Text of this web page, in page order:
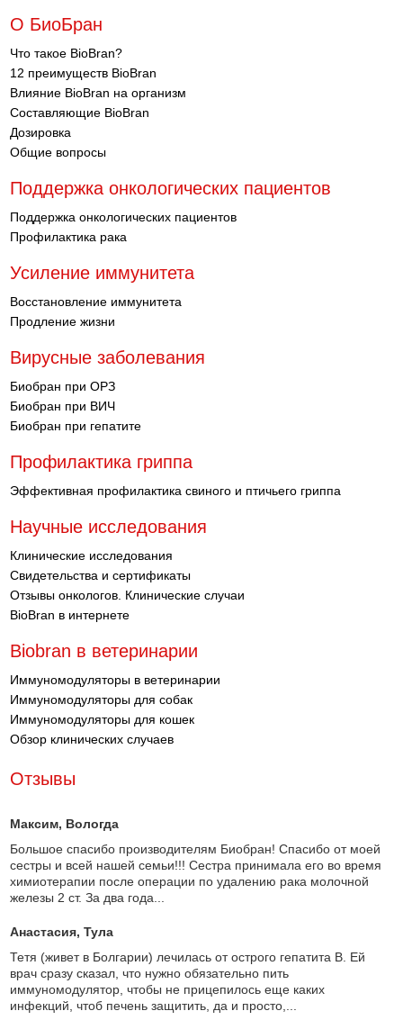
О БиоБран
Что такое BioBran?
12 преимуществ BioBran
Влияние BioBran на организм
Составляющие BioBran
Дозировка
Общие вопросы
Поддержка онкологических пациентов
Поддержка онкологических пациентов
Профилактика рака
Усиление иммунитета
Восстановление иммунитета
Продление жизни
Вирусные заболевания
Биобран при ОРЗ
Биобран при ВИЧ
Биобран при гепатите
Профилактика гриппа
Эффективная профилактика свиного и птичьего гриппа
Научные исследования
Клинические исследования
Свидетельства и сертификаты
Отзывы онкологов. Клинические случаи
BioBran в интернете
Biobran в ветеринарии
Иммуномодуляторы в ветеринарии
Иммуномодуляторы для собак
Иммуномодуляторы для кошек
Обзор клинических случаев
Отзывы
Максим, Вологда
Большое спасибо производителям Биобран! Спасибо от моей
сестры и всей нашей семьи!!! Сестра принимала его во время
химиотерапии после операции по удалению рака молочной
железы 2 ст. За два года...
Анастасия, Тула
Тетя (живет в Болгарии) лечилась от острого гепатита В. Ей
врач сразу сказал, что нужно обязательно пить
иммуномодулятор, чтобы не прицепилось еще каких
инфекций, чтоб печень защитить, да и просто,...